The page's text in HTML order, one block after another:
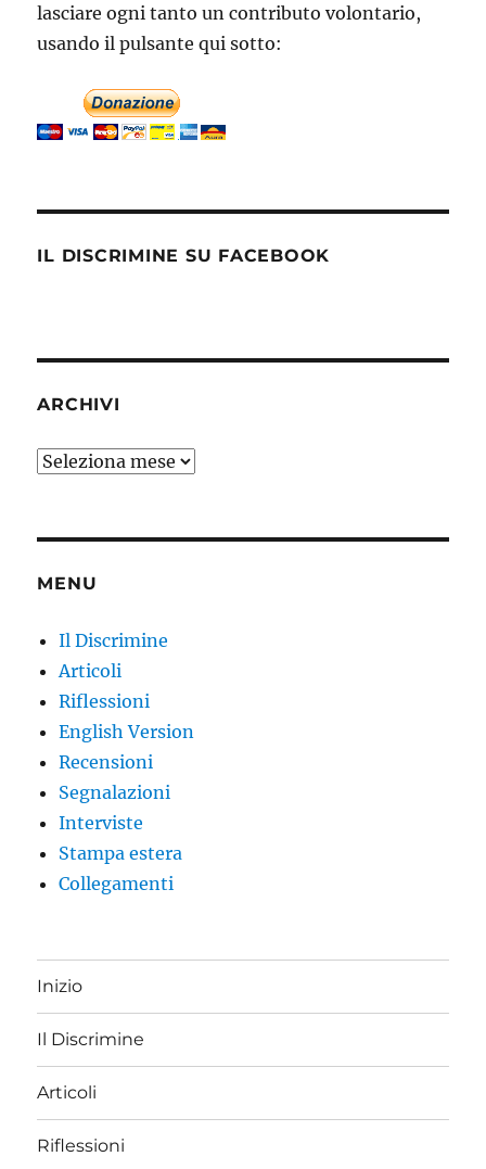
lasciare ogni tanto un contributo volontario,
usando il pulsante qui sotto:
IL DISCRIMINE SU FACEBOOK
ARCHIVI
Archivi
MENU
Il Discrimine
Articoli
Riflessioni
English Version
Recensioni
Segnalazioni
Interviste
Stampa estera
Collegamenti
Inizio
Il Discrimine
Articoli
Riflessioni